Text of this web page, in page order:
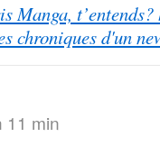
Manga,
chroniques d'un
11 min